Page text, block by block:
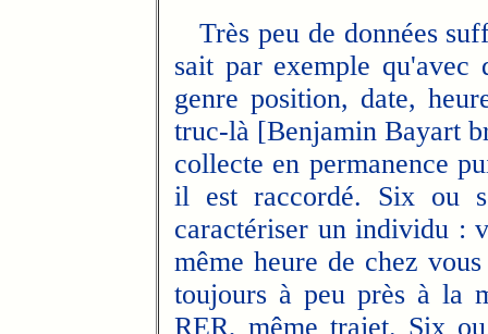
Très peu de données
sait par exemple qu'avec
genre position, date,
truc-là [Benjamin Bayart
collecte en permanence
il est raccordé. Six ou
caractériser un individu :
même heure de chez
toujours à peu près à la
RER, même trajet. Six